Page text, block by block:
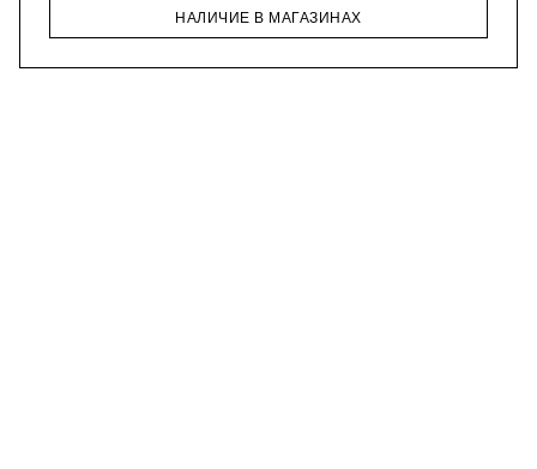
НАЛИЧИЕ В МАГАЗИНАХ